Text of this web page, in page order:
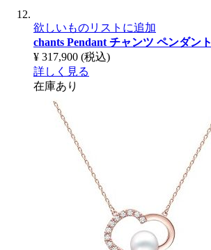
欲しいものリストに追加
chants Pendant チャンツ ペンダント
¥ 317,900 (税込)
詳しく見る
在庫あり